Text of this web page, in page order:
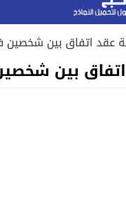
عقد اتفاق بين
بين